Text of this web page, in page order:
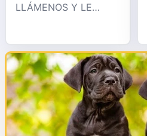
LLÁMENOS Y LE
CACHORROS
AMERICAN STAFFORD
, BLUE , CHAMPAGNE ,
CHOCO DE OJOS
AZULES., SILVER...
PEDIGREE COMPL